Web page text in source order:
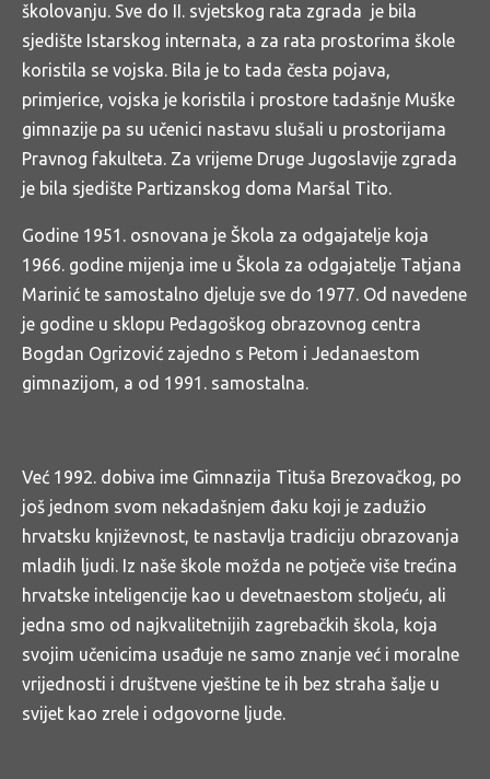
školovanju. Sve do II. svjetskog rata zgrada je bila
sjedište Istarskog internata, a za rata prostorima škole
koristila se vojska. Bila je to tada česta pojava,
primjerice, vojska je koristila i prostore tadašnje Muške
gimnazije pa su učenici nastavu slušali u prostorijama
Pravnog fakulteta. Za vrijeme Druge Jugoslavije zgrada
je bila sjedište Partizanskog doma Maršal Tito.
Godine 1951. osnovana je Škola za odgajatelje koja
1966. godine mijenja ime u Škola za odgajatelje Tatjana
Marinić te samostalno djeluje sve do 1977. Od navedene
je godine u sklopu Pedagoškog obrazovnog centra
Bogdan Ogrizović zajedno s Petom i Jedanaestom
gimnazijom, a od 1991. samostalna.
Već 1992. dobiva ime Gimnazija Tituša Brezovačkog, po
još jednom svom nekadašnjem đaku koji je zadužio
hrvatsku književnost, te nastavlja tradiciju obrazovanja
mladih ljudi. Iz naše škole možda ne potječe više trećina
hrvatske inteligencije kao u devetnaestom stoljeću, ali
jedna smo od najkvalitetnijih zagrebačkih škola, koja
svojim učenicima usađuje ne samo znanje već i moralne
vrijednosti i društvene vještine te ih bez straha šalje u
svijet kao zrele i odgovorne ljude.